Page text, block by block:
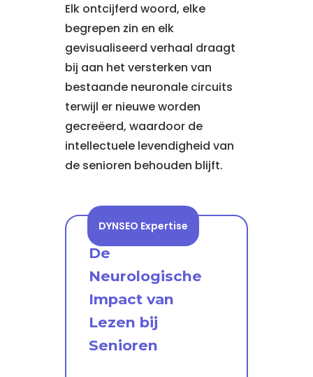
Elk ontcijferd woord, elke
begrepen zin en elk
gevisualiseerd verhaal draagt
bij aan het versterken van
bestaande neuronale circuits
terwijl er nieuwe worden
gecreëerd, waardoor de
intellectuele levendigheid van
de senioren behouden blijft.
DYNSEO Expertise
De
Neurologische
Impact van
Lezen bij
Senioren